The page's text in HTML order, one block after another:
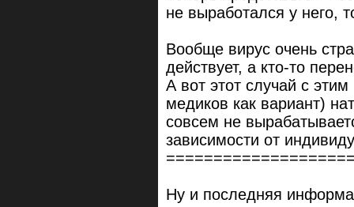
не выработался у него,
Вообще вирус очень
действует, а кто-то
А вот этот случай с
медиков как вариант)
совсем не
зависимости от
Ну и последняя